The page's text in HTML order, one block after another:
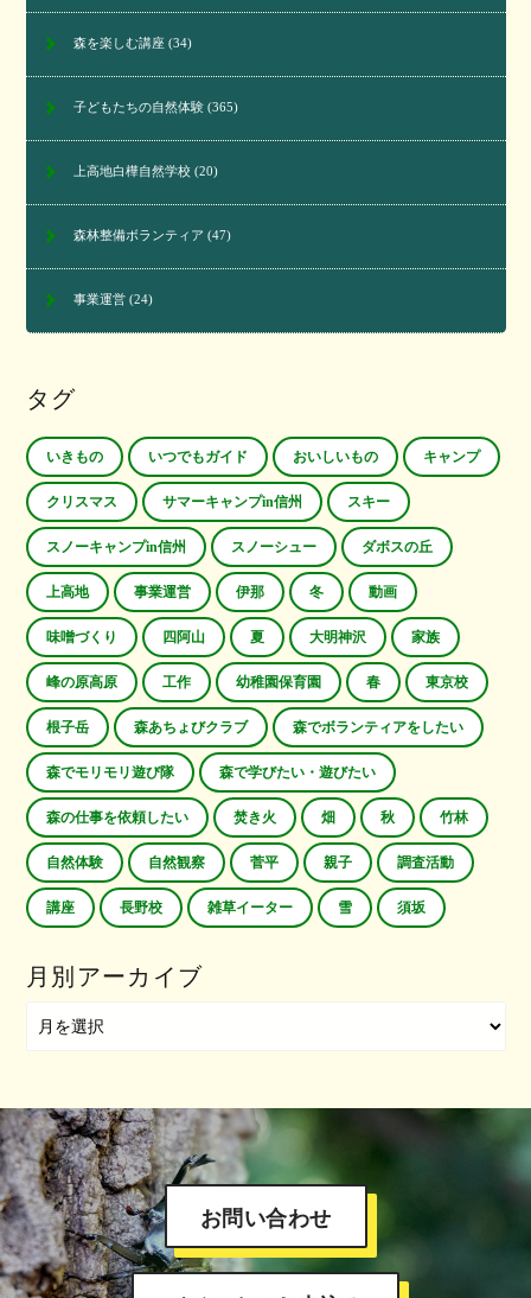
森を楽しむ講座(34)
子どもたちの自然体験(365)
上高地白樺自然学校(20)
森林整備ボランティア (47)
事業運営(24)
タグ
いきもの いつでもガイド おいしいもの キャンプ
クリスマス サマーキャンプin信州 スキー
スノーキャンプin信州 スノーシュー ダボスの丘
上高地 事業運営 伊那 冬 動画
味噌づくり 四阿山 夏 大明神沢 家族
峰の原高原 工作 幼稚園保育園 春 東京校
根子岳 森あちょびクラブ 森でボランティアをしたい
森でモリモリ遊び隊 森で学びたい・遊びたい
森の仕事を依頼したい 焚き火 畑 秋 竹林
自然体験 自然観察 菅平 親子 調査活動
講座 長野校 雑草イーター 雪 須坂
月別アーカイブ
お問い合わせ